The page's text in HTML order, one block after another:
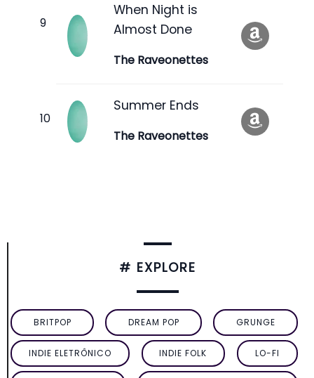
When Night is
Almost Done
The Raveonettes
Summer Ends
The Raveonettes
# EXPLORE
BRITPOP DREAM POP GRUNGE
INDIE ELETRÔNICO INDIE FOLK LO-FI